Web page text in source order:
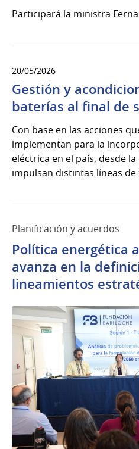
Participará la ministra
20/05/2026
Gestión y
baterías al final de
Con base en las acciones
implementan para la
eléctrica en el país, desde
impulsan distintas líneas de
Planificación y acuerdos
Política energética
avanza en la
lineamientos